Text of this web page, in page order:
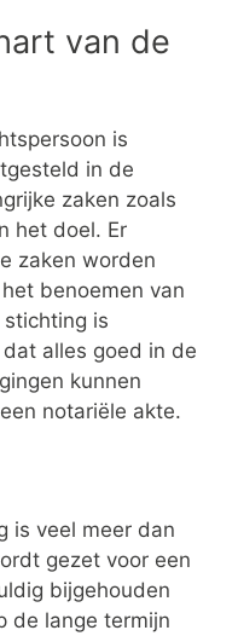
van de
is
in de
zaken zoals
het doel. Er
zaken worden
benoemen van
is
alles goed in de
kunnen
notariële akte.
is veel meer dan
gezet voor een
bijgehouden
de lange termijn